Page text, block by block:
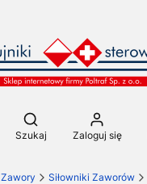
Otwórz wyszukiwarkę
Szukaj Zaloguj się
Zawory Siłowniki Zaworów